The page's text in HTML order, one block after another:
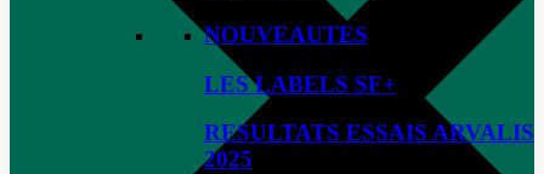
NOUVEAUTES
LES LABELS SF+
RESULTATS ESSAIS ARVALIS
2025